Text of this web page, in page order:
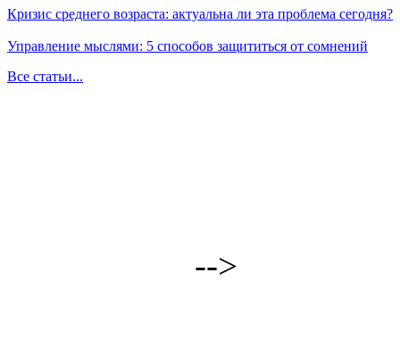
Кризис среднего возраста: актуальна ли эта проблема сегодня?
Управление мыслями: 5 способов защититься от сомнений
Все статьи...
-->